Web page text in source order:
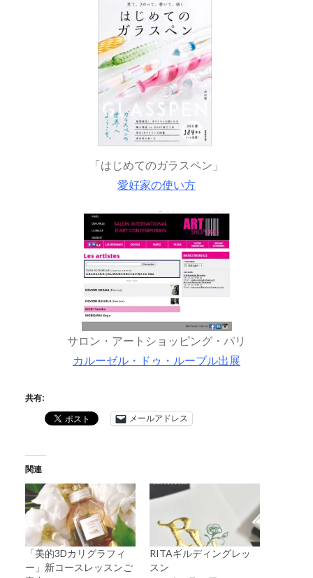
「はじめてのガラスペン」
愛好家の使い方
サロン・アートショッピング・パリ
カルーゼル・ドゥ・ルーブル出展
共有:
メールアドレス
関連
「美的3Dカリグラフィ
ー」新コースレッスンご
RITAギルディングレッ
スン